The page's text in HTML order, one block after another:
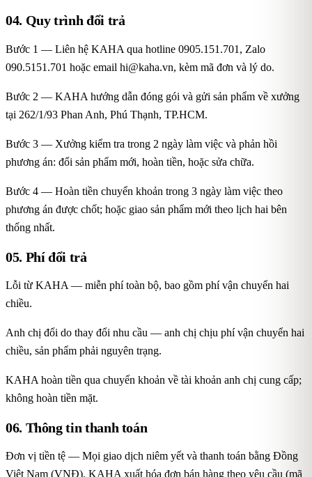
04. Quy trình đổi trả
Bước 1 — Liên hệ KAHA qua hotline 0905.151.701, Zalo
090.5151.701 hoặc email hi@kaha.vn, kèm mã đơn và lý do.
Bước 2 — KAHA hướng dẫn đóng gói và gửi sản phẩm về xưởng
tại 262/1/93 Phan Anh, Phú Thạnh, TP.HCM.
Bước 3 — Xưởng kiểm tra trong 2 ngày làm việc và phản hồi
phương án: đổi sản phẩm mới, hoàn tiền, hoặc sửa chữa.
Bước 4 — Hoàn tiền chuyển khoản trong 3 ngày làm việc theo
phương án được chốt; hoặc giao sản phẩm mới theo lịch hai bên
thống nhất.
05. Phí đổi trả
Lỗi từ KAHA — miễn phí toàn bộ, bao gồm phí vận chuyển hai
chiều.
Anh chị đổi do thay đổi nhu cầu — anh chị chịu phí vận chuyển hai
chiều, sản phẩm phải nguyên trạng.
KAHA hoàn tiền qua chuyển khoản về tài khoản anh chị cung cấp;
không hoàn tiền mặt.
06. Thông tin thanh toán
Đơn vị tiền tệ — Mọi giao dịch niêm yết và thanh toán bằng Đồng
Việt Nam (VNĐ). KAHA xuất hóa đơn bán hàng theo yêu cầu (mã